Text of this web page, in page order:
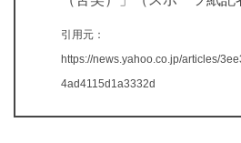
引用元：
https://news.yahoo.co.jp/articles/
4ad4115d1a3332d